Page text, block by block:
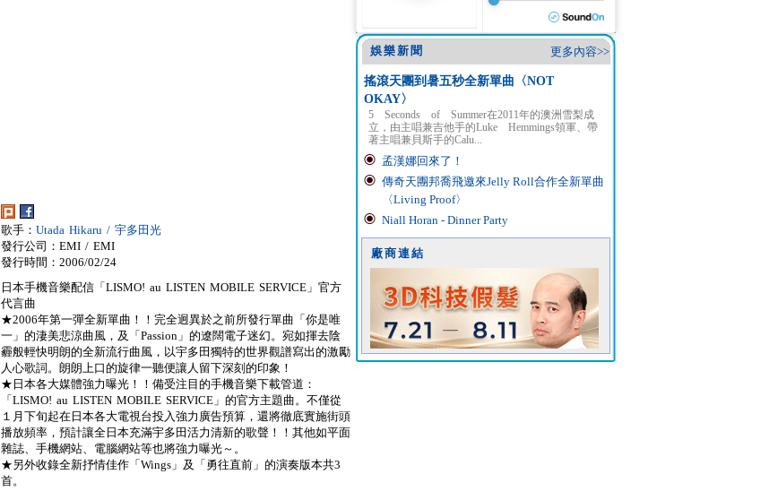
歌手： Utada Hikaru / 宇多田光
發行公司：EMI / EMI
發行時間：2006/02/24
日本手機音樂配信「LISMO! au LISTEN MOBILE SERVICE」官方
代言曲
★2006年第一彈全新單曲！！完全迥異於之前所發行單曲「你是唯
一」的淒美悲涼曲風，及「Passion」的遼闊電子迷幻。宛如揮去陰
霾般輕快明朗的全新流行曲風，以宇多田獨特的世界觀譜寫出的激勵
人心歌詞。朗朗上口的旋律一聽便讓人留下深刻的印象！
★日本各大媒體強力曝光！！備受注目的手機音樂下載管道：
「LISMO! au LISTEN MOBILE SERVICE」的官方主題曲。不僅從
１月下旬起在日本各大電視台投入強力廣告預算，還將徹底實施街頭
播放頻率，預計讓全日本充滿宇多田活力清新的歌聲！！其他如平面
雜誌、手機網站、電腦網站等也將強力曝光～。
★另外收錄全新抒情佳作「Wings」及「勇往直前」的演奏版本共3
首。
更多內容>>
娛樂新聞
搖滾天團到暑五秒全新單曲〈NOT
OKAY〉
5 Seconds of Summer在2011年的澳洲雪梨成
立，由主唱兼吉他手的Luke Hemmings領軍、帶
著主唱兼貝斯手的Calu...
孟漢娜回來了！
傳奇天團邦喬飛邀來Jelly Roll合作全新單曲
〈Living Proof〉
Niall Horan - Dinner Party
廠商連結